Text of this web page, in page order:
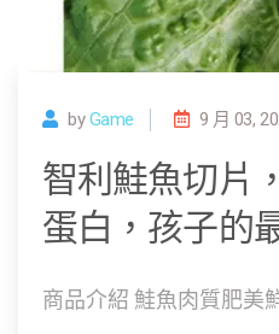
byGame 9 月 03,
智利鮭魚切片
蛋白，孩子的
商品介紹 鮭魚肉質肥美